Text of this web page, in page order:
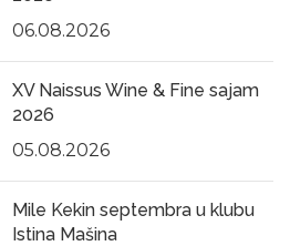
06.08.2026
XV Naissus Wine & Fine sajam
2026
05.08.2026
Mile Kekin septembra u klubu
Istina Mašina